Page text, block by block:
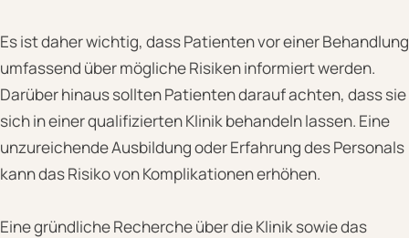
Es ist daher wichtig, dass Patienten vor einer Behandlung
umfassend über mögliche Risiken informiert werden.
Darüber hinaus sollten Patienten darauf achten, dass sie
sich in einer qualifizierten Klinik behandeln lassen. Eine
unzureichende Ausbildung oder Erfahrung des Personals
kann das Risiko von Komplikationen erhöhen.
Eine gründliche Recherche über die Klinik sowie das